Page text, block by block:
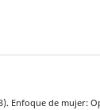
Enfoque de mujer: